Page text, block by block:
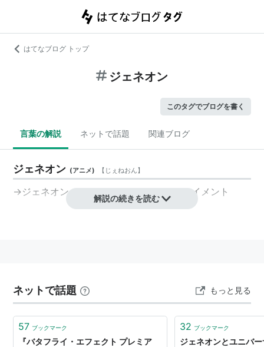
はてなブログ トップ
ジェネオン
このタグでブログを書く
言葉の解説 ネットで話題 関連ブログ
ジェネオン (アニメ) 【 じぇねおん】
→ジェネオン・ユニバーサル・エンターテイメント
解説の続きを読む
ネットで話題 もっと見る
57 ブックマーク
『バタフライ・エフェクト プレミア
32 ブックマーク
ジェネオンとユニバ